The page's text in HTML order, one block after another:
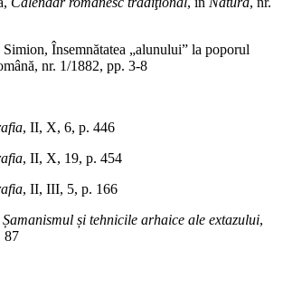
Însemnătatea „alunului” la poporul
nr. 1/1882, pp. 3-8
, II, X, 6, p. 446
, II, X, 19, p. 454
, II, III, 5, p. 166
Șamanismul și tehnicile arhaice ale extazului,
87